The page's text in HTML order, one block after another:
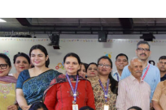
جمعیۃ عدالت سےکرے